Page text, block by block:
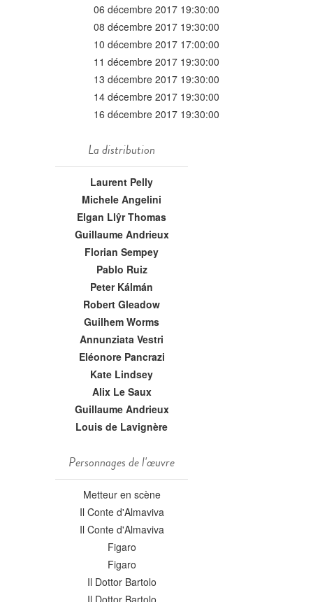
06 décembre 2017 19:30:00
08 décembre 2017 19:30:00
10 décembre 2017 17:00:00
11 décembre 2017 19:30:00
13 décembre 2017 19:30:00
14 décembre 2017 19:30:00
16 décembre 2017 19:30:00
La distribution
Laurent Pelly
Michele Angelini
Elgan Llŷr Thomas
Guillaume Andrieux
Florian Sempey
Pablo Ruiz
Peter Kálmán
Robert Gleadow
Guilhem Worms
Annunziata Vestri
Eléonore Pancrazi
Kate Lindsey
Alix Le Saux
Guillaume Andrieux
Louis de Lavignère
Personnages de l'œuvre
Metteur en scène
Il Conte d'Almaviva
Il Conte d'Almaviva
Figaro
Figaro
Il Dottor Bartolo